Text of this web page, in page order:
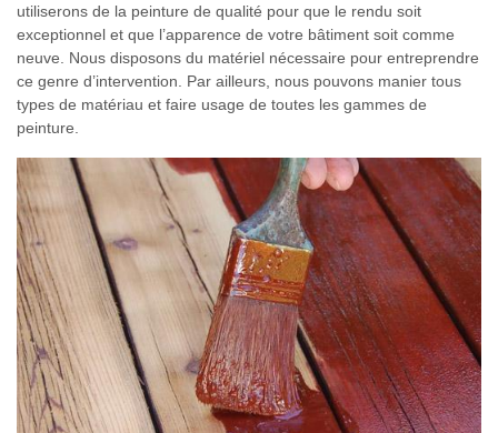
utiliserons de la peinture de qualité pour que le rendu soit
exceptionnel et que l’apparence de votre bâtiment soit comme
neuve. Nous disposons du matériel nécessaire pour entreprendre
ce genre d’intervention. Par ailleurs, nous pouvons manier tous
types de matériau et faire usage de toutes les gammes de
peinture.